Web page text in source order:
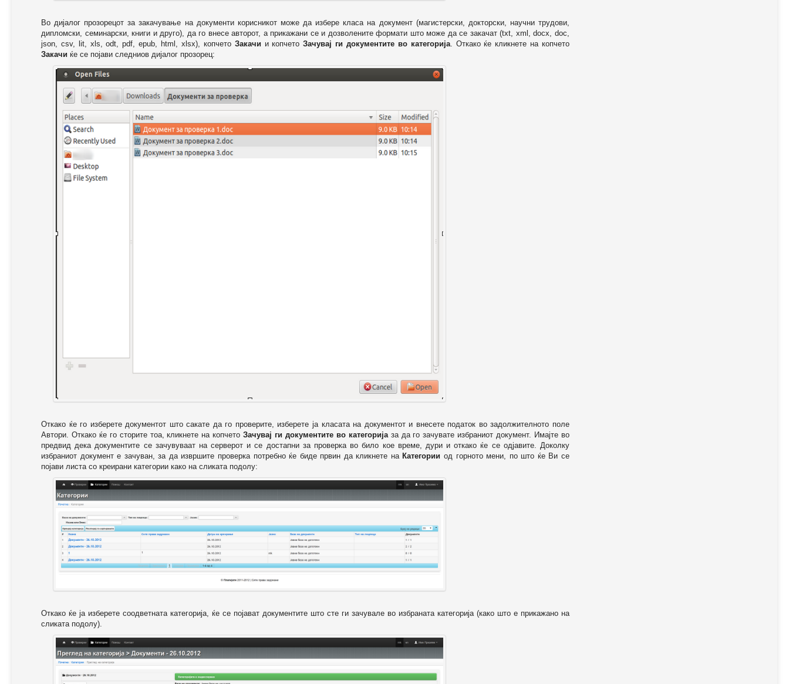
Во дијалог прозорецот за закачување на документи корисникот може да избере класа на документ (магистерски, докторски, научни трудови,
дипломски, семинарски, книги и друго), да го внесе авторот, а прикажани се и дозволените формати што може да се закачат (txt, xml, docx, doc,
json, csv, lit, xls, odt, pdf, epub, html, xlsx), копчето Закачи и копчетоЗачувај ги документите во категорија. Откако ќе кликнете на копчето
Закачи ќе се појави следниов дијалог прозорец:
Откако ќе го изберете документот што сакате да го проверите, изберете ја класата на документот и внесете податок во задолжителното поле
Автори. Откако ќе го сторите тоа, кликнете на копчетоЗачувај ги документите во категоријаза да го зачувате избраниот документ. Имајте во
предвид дека документите се зачувуваат на серверот и се достапни за проверка во било кое време, дури и откако ќе се одјавите. Доколку
избраниот документ е зачуван, за да извршите проверка потребно ќе биде првин да кликнете на Категории од горното мени, по што ќе Ви се
појави листа со креирани категории како на сликата подолу:
Откако ќе ја изберете соодветната категорија, ќе се појават документите што сте ги зачувале во избраната категорија (како што е прикажано на
сликата подолу).